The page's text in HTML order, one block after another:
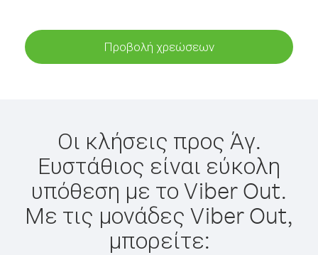
Προβολή χρεώσεων
Οι κλήσεις προς Άγ.
Ευστάθιος είναι εύκολη
υπόθεση με το Viber Out.
Με τις μονάδες Viber Out,
μπορείτε: